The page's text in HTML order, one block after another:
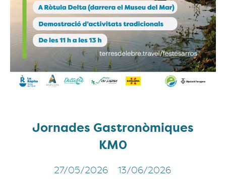
Jornades Gastronòmiques
KM0
27/05/2026 13/06/2026